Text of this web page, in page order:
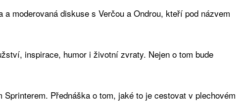
moderovaná diskuse s Verčou a Ondrou, kteří pod názvem
inspirace, humor i životní zvraty. Nejen o tom bude
Přednáška o tom, jaké to je cestovat v plechovém